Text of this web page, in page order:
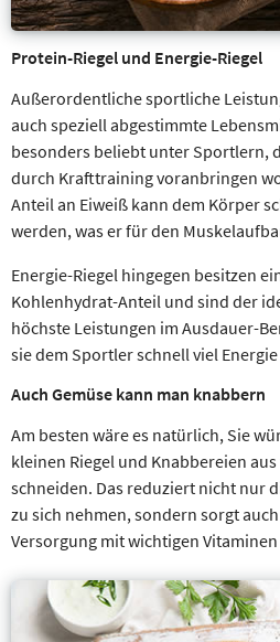
Protein-Riegel und Energie-Riegel
Außerordentliche sportliche
auch speziell abgestimmte
besonders beliebt unter Sportlern,
durch Krafttraining voranbringen
Anteil an Eiweiß kann dem Körper
werden, was er für den
Energie-Riegel hingegen besitzen
Kohlenhydrat-Anteil und sind der
höchste Leistungen im Ausdauer-
sie dem Sportler schnell viel
Auch Gemüse kann man knabbern
Am besten wäre es natürlich, Sie
kleinen Riegel und Knabbereien
schneiden. Das reduziert nicht nur
zu sich nehmen, sondern sorgt
Versorgung mit wichtigen